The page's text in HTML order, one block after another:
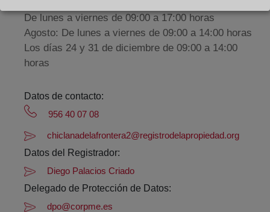
De lunes a viernes de 09:00 a 17:00 horas
Agosto: De lunes a viernes de 09:00 a 14:00 horas
Los días 24 y 31 de diciembre de 09:00 a 14:00
horas
Datos de contacto:
956 40 07 08
chiclanadelafrontera2@registrodelapropiedad.org
Datos del Registrador:
Diego Palacios Criado
Delegado de Protección de Datos:
dpo@corpme.es